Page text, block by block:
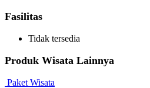
Fasilitas
Tidak tersedia
Produk Wisata Lainnya
Paket Wisata